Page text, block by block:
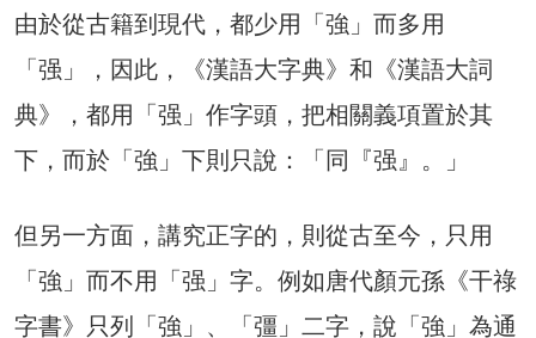
由於從古籍到現代，都少用「強」而多用
「强」，因此，《漢語大字典》和《漢語大詞
典》，都用「强」作字頭，把相關義項置於其
下，而於「強」下則只說：「同『强』。」
但另一方面，講究正字的，則從古至今，只用
「強」而不用「强」字。例如唐代顏元孫《干祿
字書》只列「強」、「彊」二字，說「強」為通